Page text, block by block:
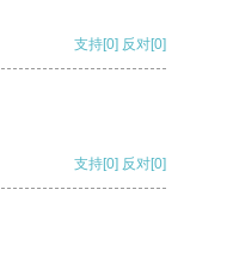
支持[0] 反对[0]
支持[0] 反对[0]